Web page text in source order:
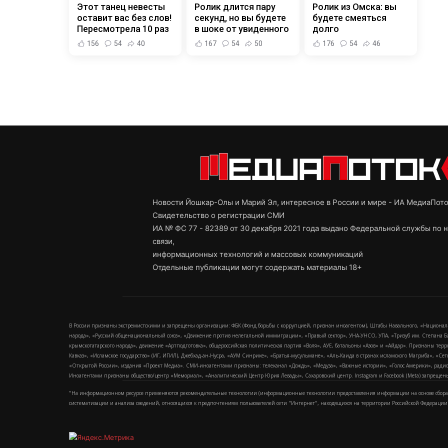
Этот танец невесты
оставит вас без слов!
Пересмотрела 10 раз
156 54 40
Ролик длится пару
секунд, но вы будете
в шоке от увиденного
167 54 50
Ролик из Омска: вы
будете смеяться
долго
176 54 46
Новости Йошкар-Олы и Марий Эл, интересное в России и мире - ИА
Свидетельство о регистрации СМИ
ИА № ФС 77 - 82389 от 30 декабря 2021 года выдано Федеральной службы по
связи,
информационных технологий и массовых коммуникаций
Отдельные публикации могут содержать материалы 18+
В России признаны экстремистскими и запрещены организации: ФБК (Фонд борьбы с коррупцией, признан иноагентом), Штабы Навального,
народа», «Русский общенациональный союз», «Движение против нелегальной иммиграции», «Правый сектор», УНА-УНСО, УПА, «Тризуб им.
крымскотатарского народа», движение «Артподготовка», общероссийская политическая партия «Воля», АУЕ, батальоны «Азов» и «Айдар». Признаны
Кавказ», «Исламское государство» (ИГ, ИГИЛ), Джебхад-ан-Нусра, «АУМ Синрике», «Братья-мусульмане», «Аль-Каида в странах исламского Магриба»,
«Открытой России», издания «Проект Медиа». СМИ-иноагентами признаны: телеканал «Дождь», «Медуза», «Важные истории», «Голос Америки»,
Иноагентами признаны общество/центр «Мемориал», «Аналитический Центр Юрия Левады», Сахаровский центр. Instagram и Facebook (Metа)
"На информационном ресурсе применяются рекомендательные технологии (информационные технологии предоставления информации на основе
систематизации и анализа сведений, относящихся к предпочтениям пользователей сети "Интернет", находящихся на территории Российской